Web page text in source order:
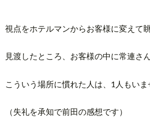
視点をホテルマンからお客様に変えて
見渡したところ、お客様の中に常連さ
こういう場所に慣れた人は、1人もいま
（失礼を承知で前田の感想です）